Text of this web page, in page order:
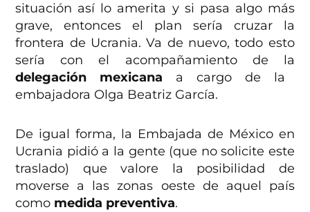
situación así lo amerita y si pasa algo más
grave, entonces el plan sería cruzar la
frontera de Ucrania. Va de nuevo, todo esto
sería con el acompañamiento de la
delegación mexicana a cargo de la
embajadora Olga Beatriz García.
De igual forma, la Embajada de México en
Ucrania pidió a la gente (que no solicite este
traslado) que valore la posibilidad de
moverse a las zonas oeste de aquel país
como medida preventiva.